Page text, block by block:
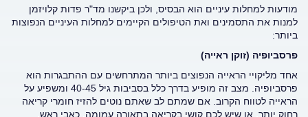
מודעות למחלות עיניים הוא הבסיס, ולכן ביקשנו מד"ר פדות קלויזמן
למנות את התסמינים ואת הטיפולים הקיימים למחלות העיניים הנפוצות
ביותר:
פרסביופיה (זוקן ראייה)
אחד מליקויי הראייה הנפוצים ביותר המתרחשים עם ההתבגרות הוא
פרסביופיה. מצב זה מופיע בדרך כלל בסביבות גיל 40-45 ומשפיע על
הראייה לטווח הקרוב. אם שמתם לב שאתם נוטים להזיז חומרי קריאה
רחוק יותר, או שיש לכם קושי בקריאה בתאורה עמומה, כאבי ראש,